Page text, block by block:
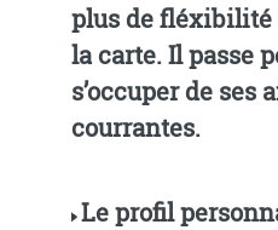
plus de fléxibilité
la carte. Il passe
s’occuper de ses
courrantes.
Le profil